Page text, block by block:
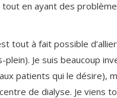
en ayant des
tout à fait possible
Je suis beaucoup
patients qui le désire),
de dialyse. Je viens